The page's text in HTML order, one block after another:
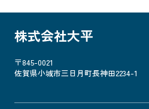
株式会社大平
〒845-0021
佐賀県小城市三日月町長神田2234-1